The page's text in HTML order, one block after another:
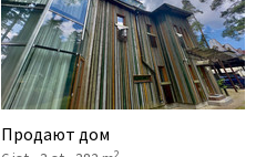
Продают дом
2